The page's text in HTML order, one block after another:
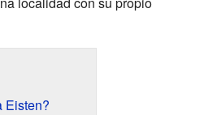
Eisten?